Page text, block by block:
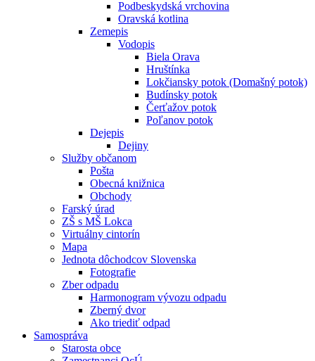
Podbeskydská vrchovina
Oravská kotlina
Zemepis
Vodopis
Biela Orava
Hruštínka
Lokčiansky potok (Domašný potok)
Budínsky potok
Čerťažov potok
Poľanov potok
Dejepis
Dejiny
Služby občanom
Pošta
Obecná knižnica
Obchody
Farský úrad
ZŠ s MŠ Lokca
Virtuálny cintorín
Mapa
Jednota dôchodcov Slovenska
Fotografie
Zber odpadu
Harmonogram vývozu odpadu
Zberný dvor
Ako triediť odpad
Samospráva
Starosta obce